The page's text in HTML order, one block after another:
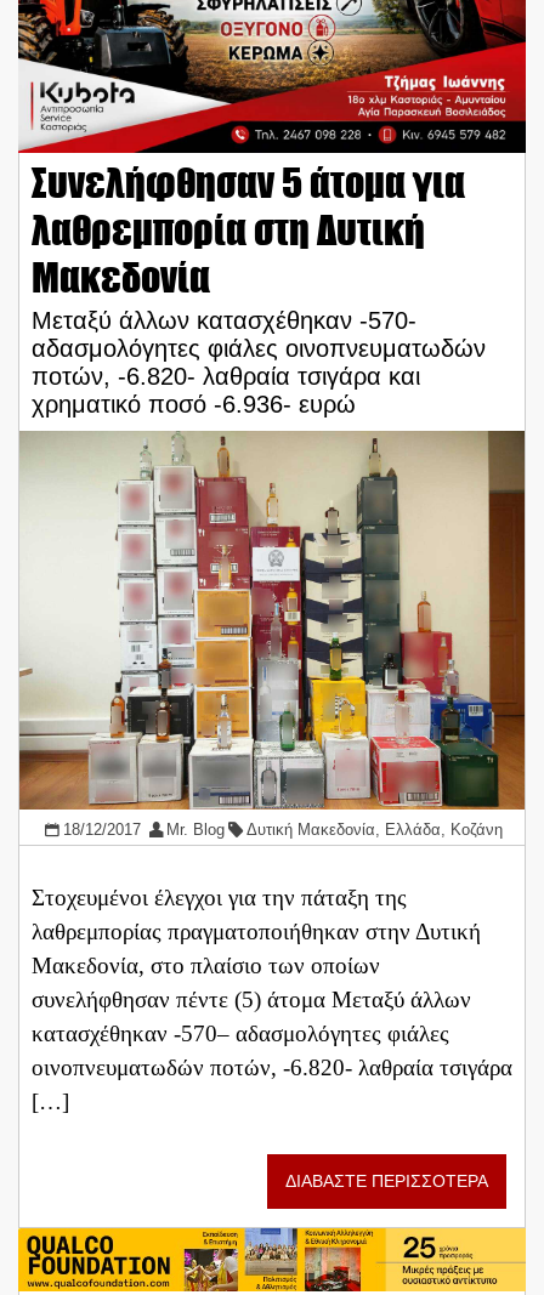
Συνελήφθησαν 5 άτομα για
λαθρεμπορία στη Δυτική
Μακεδονία
Μεταξύ άλλων κατασχέθηκαν -570-
αδασμολόγητες φιάλες οινοπνευματωδών
ποτών, -6.820- λαθραία τσιγάρα και
χρηματικό ποσό -6.936- ευρώ
18/12/2017 Mr. Blog Δυτική Μακεδονία Ελλάδα Κοζάνη
Στοχευμένοι έλεγχοι για την πάταξη της
λαθρεμπορίας πραγματοποιήθηκαν στην Δυτική
Μακεδονία, στο πλαίσιο των οποίων
συνελήφθησαν πέντε (5) άτομα Μεταξύ άλλων
κατασχέθηκαν -570– αδασμολόγητες φιάλες
οινοπνευματωδών ποτών, -6.820- λαθραία τσιγάρα
[…]
ΔΙΑΒΑΣΤΕ ΠΕΡΙΣΣΟΤΕΡΑ